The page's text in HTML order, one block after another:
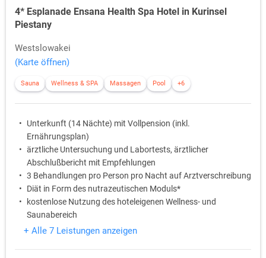
4* Esplanade Ensana Health Spa Hotel in Kurinsel
Piestany
Westslowakei
(Karte öffnen)
Sauna Wellness & SPA Massagen Pool +6
Unterkunft (14 Nächte) mit Vollpension (inkl.
Ernährungsplan)
ärztliche Untersuchung und Labortests, ärztlicher
Abschlußbericht mit Empfehlungen
3 Behandlungen pro Person pro Nacht auf Arztverschreibung
Diät in Form des nutrazeutischen Moduls*
kostenlose Nutzung des hoteleigenen Wellness- und
Saunabereich
kostenlose Nutzung des hoteleigenen Fitnessbereich
+ Alle 7 Leistungen anzeigen